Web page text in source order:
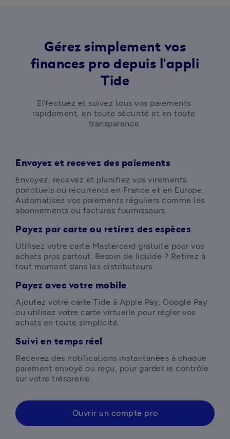
Gérez simplement vos
finances pro depuis l’appli
Tide
Effectuez et suivez tous vos paiements
rapidement, en toute sécurité et en toute
transparence.
Envoyez et recevez des paiements
Envoyez, recevez et planifiez vos virements
ponctuels ou récurrents en France et en Europe.
Automatisez vos paiements réguliers comme les
abonnements ou factures fournisseurs.
Payez par carte ou retirez des espèces
Utilisez votre carte Mastercard gratuite pour vos
achats pros partout. Besoin de liquide ? Retirez à
tout moment dans les distributeurs.
Payez avec votre mobile
Ajoutez votre carte Tide à Apple Pay, Google Pay
ou utilisez votre carte virtuelle pour régler vos
achats en toute simplicité.
Suivi en temps réel
Recevez des notifications instantanées à chaque
paiement envoyé ou reçu, pour garder le contrôle
sur votre trésorerie.
Ouvrir un compte pro